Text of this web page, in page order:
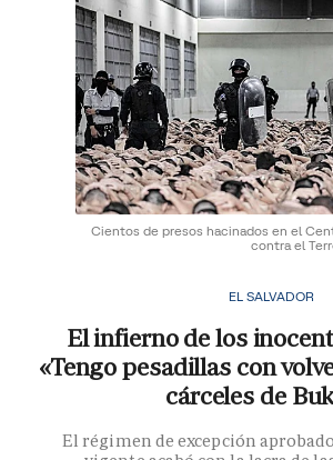
Cientos de presos hacinados en el
contra el
EL SALVADOR
El infierno de los
«Tengo pesadillas con
cárceles de
El régimen de excepción